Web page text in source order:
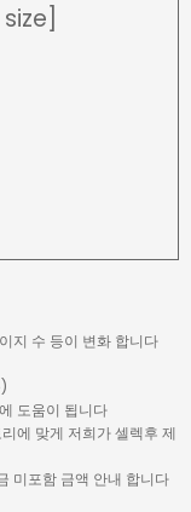
지 수 등이 변화 합니다
도움이 됩니다
에 맞게 저희가 셀렉후 제
미포함 금액 안내 합니다